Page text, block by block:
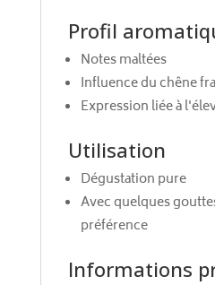
Profil
Notes maltées
Influence du chêne
Expression liée à
Utilisation
Dégustation pure
Avec quelques
préférence
Informations